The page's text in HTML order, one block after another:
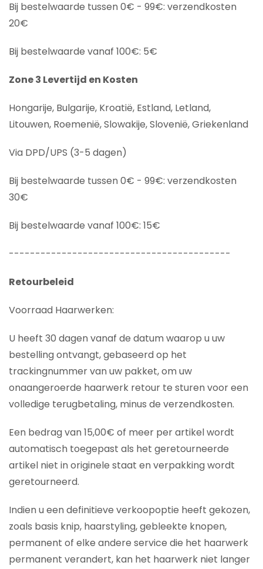
Bij bestelwaarde tussen 0€ - 99€: verzendkosten
20€
Bij bestelwaarde vanaf 100€: 5€
Zone 3 Levertijd en Kosten
Hongarije, Bulgarije, Kroatië, Estland, Letland,
Litouwen, Roemenië, Slowakije, Slovenië, Griekenland
Via DPD/UPS (3-5 dagen)
Bij bestelwaarde tussen 0€ - 99€: verzendkosten
30€
Bij bestelwaarde vanaf 100€: 15€
------------------------------------------
Retourbeleid
Voorraad Haarwerken:
U heeft 30 dagen vanaf de datum waarop u uw
bestelling ontvangt, gebaseerd op het
trackingnummer van uw pakket, om uw
onaangeroerde haarwerk retour te sturen voor een
volledige terugbetaling, minus de verzendkosten.
Een bedrag van 15,00€ of meer per artikel wordt
automatisch toegepast als het geretourneerde
artikel niet in originele staat en verpakking wordt
geretourneerd.
Indien u een definitieve verkoopoptie heeft gekozen,
zoals basis knip, haarstyling, gebleekte knopen,
permanent of elke andere service die het haarwerk
permanent verandert, kan het haarwerk niet langer